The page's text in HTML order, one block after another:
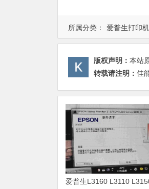
所属分类： 爱普生打印
版权声明： 本站
转载请注明： 佳
爱普生L3160 L3110